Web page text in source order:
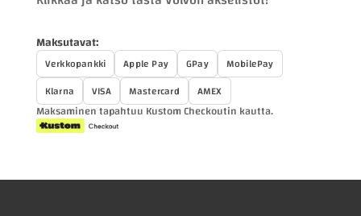
Maksutavat:
Verkkopankki Apple Pay GPay
MobilePay
Klarna
VISA Mastercard AMEX
Maksaminen tapahtuu Kustom Checkoutin kautta.